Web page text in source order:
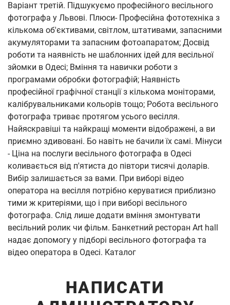
Варіант третій. Підшукуємо професійного весільного
фотографа у Львові. Плюси- Професійна фототехніка з
кількома об'єктивами, світлом, штативами, запасними
акумуляторами та запасним фотоапаратом; Досвід
роботи та наявність не шаблонних ідей для весільної
зйомки в Одесі; Вміння та навички роботи з
програмами обробки фотографій; Наявність
професійної графічної станції з кількома моніторами,
калібрувальниками кольорів тощо; Робота весільного
фотографа триває протягом усього весілля.
Найяскравіші та найкращі моменти відображені, а ви
приємно здивовані. Бо навіть не бачили їх самі. Мінуси
- Ціна на послуги весільного фотографа в Одесі
коливається від п'ятиста до півтори тисячі доларів.
Вибір залишається за вами. При виборі відео
оператора на весілля потрібно керуватися приблизно
тими ж критеріями, що і при виборі весільного
фотографа. Слід лише додати вміння змонтувати
весільний ролик чи фільм. Банкетний ресторан Art hall
надає допомогу у підборі весільного фотографа та
відео оператора в Одесі. Каталог
НАПИСАТИ